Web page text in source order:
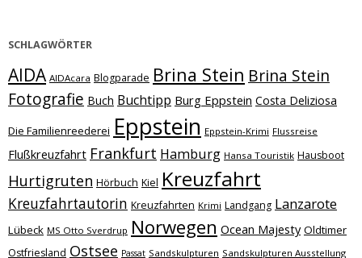
SCHLAGWÖRTER
AIDA AIDAcara Blogparade Brina Stein Brina Stein
Fotografie Buch Buchtipp Burg Eppstein Costa Deliziosa
Die Familienreederei Eppstein Eppstein-Krimi Flussreise
Flußkreuzfahrt Frankfurt Hamburg Hansa Touristik Hausboot
Hurtigruten Hörbuch Kiel Kreuzfahrt
Kreuzfahrtautorin Kreuzfahrten Krimi Landgang Lanzarote
Lübeck MS Otto Sverdrup Norwegen Ocean Majesty Oldtimer
Ostfriesland Ostsee Passat Sandskulpturen Sandskulpturen Ausstellung